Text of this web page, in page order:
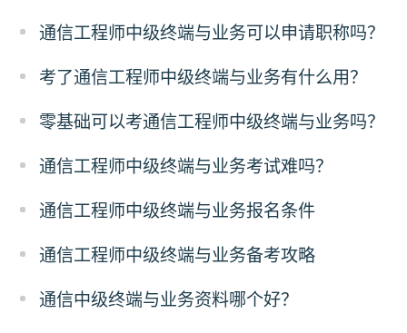
通信工程师中级终端与业务可以申请职称吗？
考了通信工程师中级终端与业务有什么用？
零基础可以考通信工程师中级终端与业务吗？
通信工程师中级终端与业务考试难吗？
通信工程师中级终端与业务报名条件
通信工程师中级终端与业务备考攻略
通信中级终端与业务资料哪个好？